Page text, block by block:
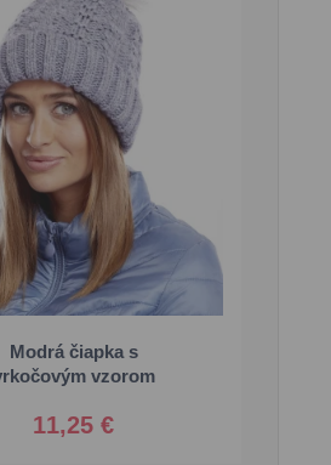
Modrá čiapka s
vzorom
11,25 €
Univerzálna